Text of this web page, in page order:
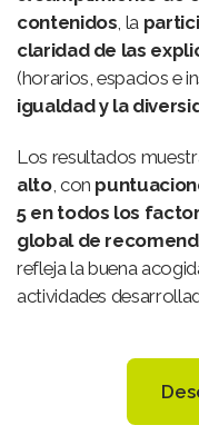
contenidos, la
claridad de las
(horarios, espacios e
igualdad y la
Los resultados
alto, con
5 en todos los
global de
refleja la buena
actividades